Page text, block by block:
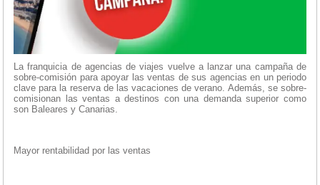
La franquicia de agencias de viajes vuelve a lanzar una campaña de
sobre-comisión para apoyar las ventas de sus agencias en un periodo
clave para la reserva de las vacaciones de verano. Además, se sobre-
comisionan las ventas a destinos con una demanda superior como
son Baleares y Canarias.
Mayor rentabilidad por las ventas